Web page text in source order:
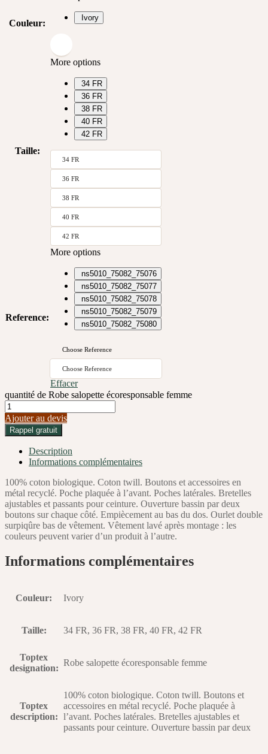
Couleur:
Ivory
Taille:
More options
34 FR
36 FR
38 FR
40 FR
42 FR
34 FR
36 FR
38 FR
40 FR
42 FR
Reference:
More options
ns5010_75082_75076
ns5010_75082_75077
ns5010_75082_75078
ns5010_75082_75079
ns5010_75082_75080
Choose Reference
Choose Reference
Effacer
quantité de Robe salopette écoresponsable femme
Ajouter au devis
Rappel gratuit
Description
Informations complémentaires
100% coton biologique. Coton twill. Boutons et accessoires en
métal recyclé. Poche plaquée à l’avant. Poches latérales. Bretelles
ajustables et passants pour ceinture. Ouverture bassin par deux
boutons sur chaque côté. Empiècement au bas du dos. Ourlet double
surpiqûre bas de vêtement. Vêtement lavé après montage : les
couleurs peuvent varier d’un produit à l’autre.
Informations complémentaires
Couleur: Ivory
Taille: 34 FR, 36 FR, 38 FR, 40 FR, 42 FR
Toptex
designation:
Robe salopette écoresponsable femme
Toptex
description:
100% coton biologique. Coton twill. Boutons et
accessoires en métal recyclé. Poche plaquée à
l’avant. Poches latérales. Bretelles ajustables et
passants pour ceinture. Ouverture bassin par deux